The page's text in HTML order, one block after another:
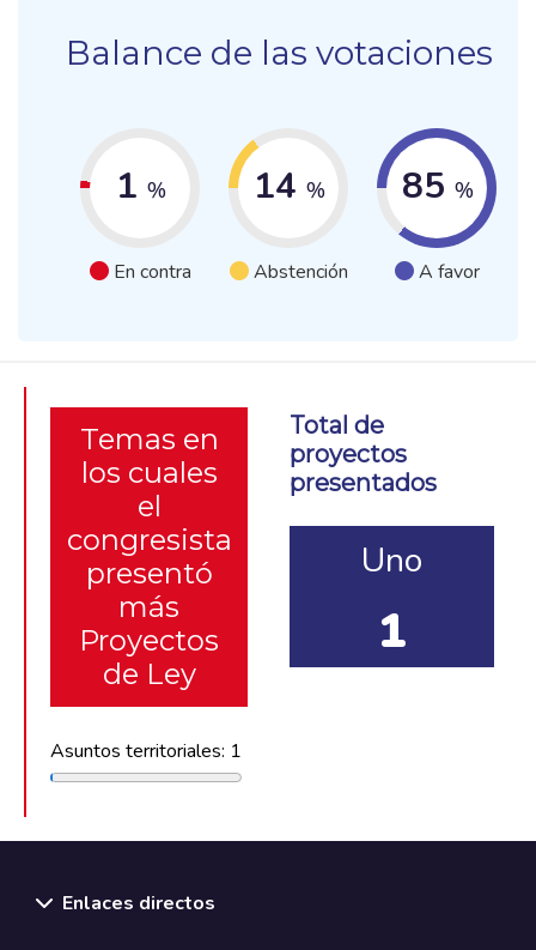
Balance de las votaciones
1 %
En contra
14 %
Abstención
85 %
A favor
Temas en
los cuales
el
congresista
presentó
más
Proyectos
de Ley
Asuntos territoriales: 1
Total de
proyectos
presentados
Uno
1
Enlaces directos